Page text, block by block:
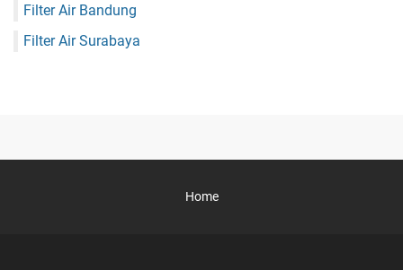
Filter Air Bandung
Filter Air Surabaya
Home